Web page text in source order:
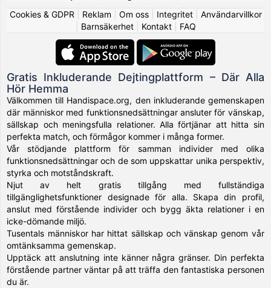
Cookies & GDPR
Reklam Om oss| Integritet| Användarvillkor
Barnsäkerhet| Kontakt| FAQ
Gratis Inkluderande Dejtingplattform – Där Alla
Hör Hemma
Välkommen till Handispace.org, den inkluderande gemenskapen
där människor med funktionsnedsättningar ansluter för vänskap,
sällskap och meningsfulla relationer. Alla förtjänar att hitta sin
perfekta match, och förmågor kommer i många former.
Vår stödjande plattform för samman individer med olika
funktionsnedsättningar och de som uppskattar unika perspektiv,
styrka och motståndskraft.
Njut av helt gratis tillgång med fullständiga
tillgänglighetsfunktioner designade för alla. Skapa din profil,
anslut med förstående individer och bygg äkta relationer i en
icke-dömande miljö.
Tusentals människor har hittat sällskap och vänskap genom vår
omtänksamma gemenskap.
Upptäck att anslutning inte känner några gränser. Din perfekta
förstående partner väntar på att träffa den fantastiska personen
du är.